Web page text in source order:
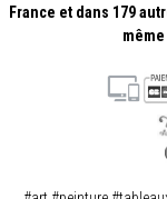
France et dans 179